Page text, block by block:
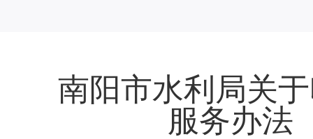
南阳市水利局关
服务办法